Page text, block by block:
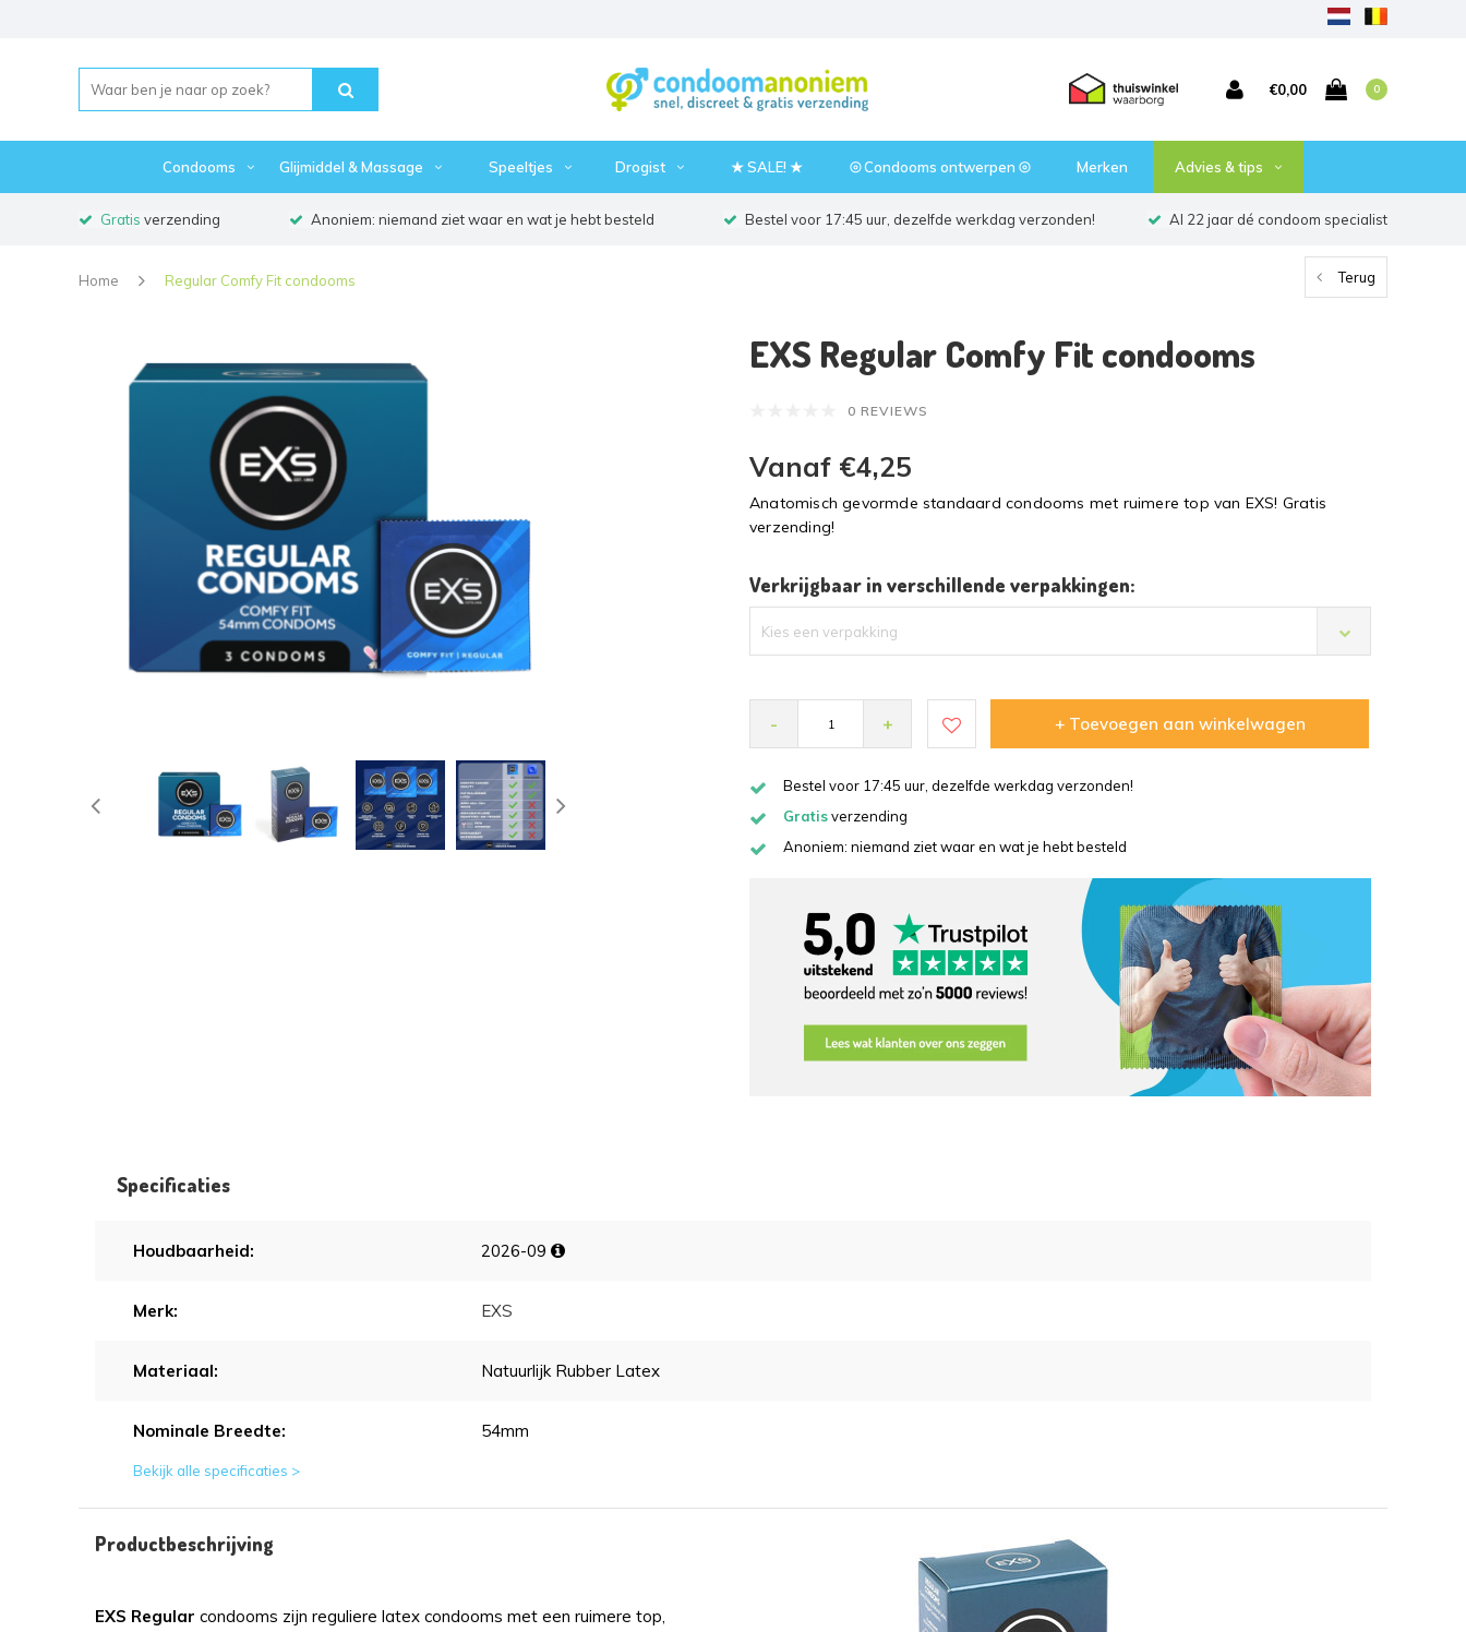
€0,00 0
Condooms Glijmiddel & Massage Speeltjes Drogist ★ SALE! ★ ⦾ Condooms ontwerpen ⦾ Merken Advies & tips
Gratis verzending Anoniem: niemand ziet waar en wat je hebt besteld Bestel voor 17:45 uur, dezelfde werkdag verzonden! Al 22 jaar dé condoom specialist
Home Regular Comfy Fit condooms Terug
EXS Regular Comfy Fit condooms
0 REVIEWS
Vanaf €4,25
Anatomisch gevormde standaard condooms met ruimere top van EXS! Gratis
verzending!
Verkrijgbaar in verschillende verpakkingen:
Kies een verpakking
- + + Toevoegen aan winkelwagen
Bestel voor 17:45 uur, dezelfde werkdag verzonden!
Gratisverzending
Anoniem: niemand ziet waar en wat je hebt besteld
Specificaties
Houdbaarheid: 2026-09
Merk: EXS
Materiaal: Natuurlijk Rubber Latex
Nominale Breedte: 54mm
Bekijk alle specificaties >
Productbeschrijving
EXS Regular condooms zijn reguliere latex condooms met een ruimere top,